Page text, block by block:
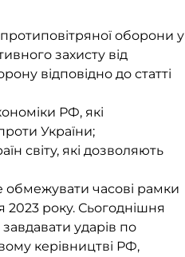
протиповітряної оборони у
захисту від
відповідно до статті
РФ, які
України;
світу, які дозволяють
часові рамки
2023 року. Сьогоднішня
ударів по
керівництві РФ,